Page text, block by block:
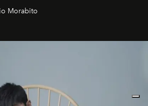
e redefinindo o conceito de luxo
Morabito